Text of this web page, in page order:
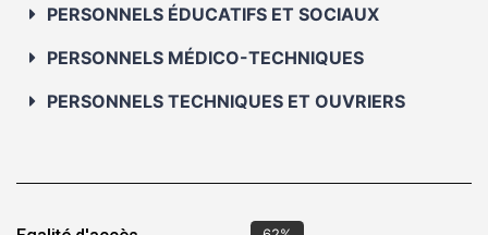
PERSONNELS ÉDUCATIFS ET SOCIAUX
PERSONNELS MÉDICO-TECHNIQUES
PERSONNELS TECHNIQUES ET OUVRIERS